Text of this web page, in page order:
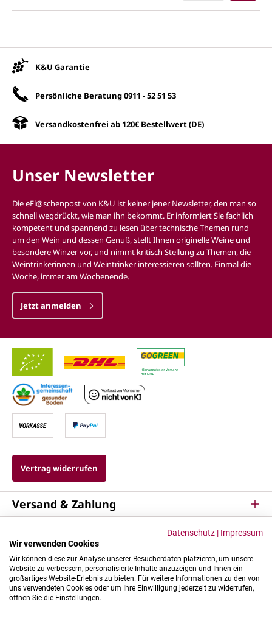
K&U Garantie
Persönliche Beratung0911 - 52 51 53
Versandkostenfrei ab 120€ Bestellwert (DE)
Unser Newsletter
Die eFl@schenpost von K&U ist keiner jener Newsletter, den man so
schnell wegdrückt, wie man ihn bekommt. Er informiert Sie fachlich
kompetent und spannend zu lesen über technische Themen rund
um den Wein und dessen Genuß, stellt Ihnen originelle Weine und
besondere Winzer vor, und nimmt kritisch Stellung zu Themen, die
Weintrinkerinnen und Weintrinker interessieren sollten. Einmal die
Woche, immer am Wochenende.
Jetzt anmelden
Vertrag widerrufen
Versand & Zahlung
Kontakt & Mehr
Datenschutz | Impressum
Wir verwenden Cookies
Wir können diese zur Analyse unserer Besucherdaten platzieren, um unsere
Website zu verbessern, personalisierte Inhalte anzuzeigen und Ihnen ein
großartiges Website-Erlebnis zu bieten. Für weitere Informationen zu den von
uns verwendeten Cookies oder um Ihre Einwilligung jederzeit zu widerrufen,
öffnen Sie die Einstellungen.